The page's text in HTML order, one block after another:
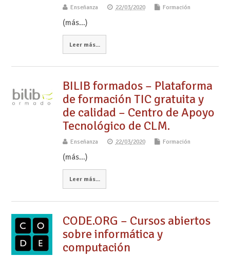
Enseñanza 22/03/2020 Formación
(más…)
Leer más...
BILIB formados – Plataforma
de formación TIC gratuita y
de calidad – Centro de Apoyo
Tecnológico de CLM.
Enseñanza 22/03/2020 Formación
(más…)
Leer más...
CODE.ORG – Cursos abiertos
sobre informática y
computación